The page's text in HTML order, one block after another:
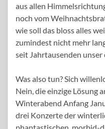
aus allen
noch vom
wie soll das bloss alles
zumindest nicht mehr
seit Jahrtausenden unser
Was also tun? Sich
Nein, die einzige Lösung
Winterabend Anfang
drei Konzerte der